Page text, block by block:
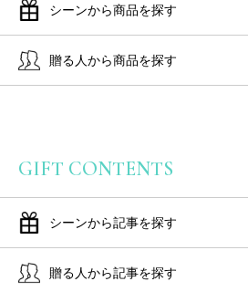
シーンから商品を探す
贈る人から商品を探す
GIFT CONTENTS
シーンから記事を探す
贈る人から記事を探す